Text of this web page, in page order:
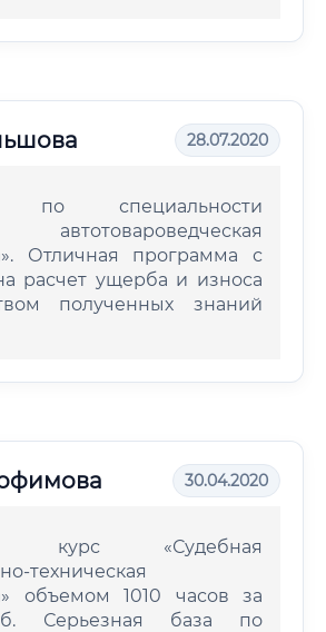
28.07.2020
по специальности
автотовароведческая
Отличная программа с
расчет ущерба и износа
полученных знаний
30.04.2020
курс «Судебная
техническая
объемом 1010 часов за
Серьезная база по